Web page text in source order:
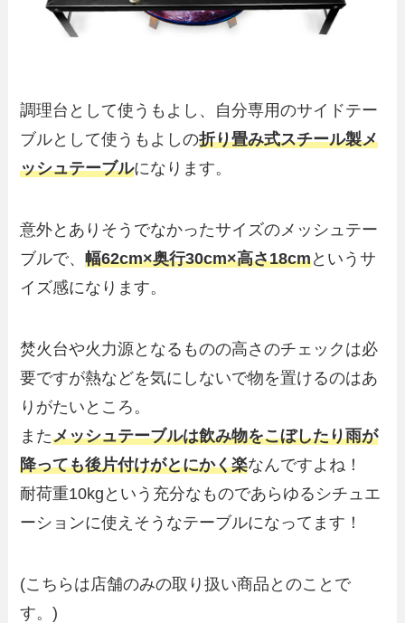
調理台として使うもよし、自分専用のサイドテー
ブルとして使うもよしの折り畳み式スチール製メ
ッシュテーブルになります。
意外とありそうでなかったサイズのメッシュテー
ブルで、幅62cm×奥行30cm×高さ18cmというサ
イズ感になります。
焚火台や火力源となるものの高さのチェックは必
要ですが熱などを気にしないで物を置けるのはあ
りがたいところ。
またメッシュテーブルは飲み物をこぼしたり雨が
降っても後片付けがとにかく楽なんですよね！
耐荷重10kg という充分なものであらゆるシチュエ
ーションに使えそうなテーブルになってます！
(こちらは店舗のみの取り扱い商品とのことで
す。)